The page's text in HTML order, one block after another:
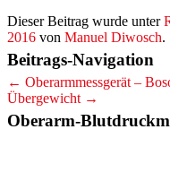
Dieser Beitrag wurde unter
2016 von Manuel Diwosch.
Beitrags-Navigation
← Oberarmmessgerät –
Übergewicht →
Oberarm-